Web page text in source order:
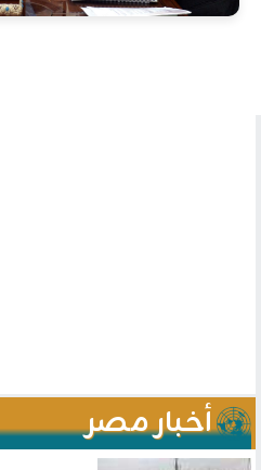
أخبار مصر